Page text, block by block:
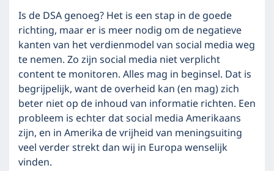
Is de DSA genoeg? Het is een stap in de goede
richting, maar er is meer nodig om de negatieve
kanten van het verdienmodel van social media weg
te nemen. Zo zijn social media niet verplicht
content te monitoren. Alles mag in beginsel. Dat is
begrijpelijk, want de overheid kan (en mag) zich
beter niet op de inhoud van informatie richten. Een
probleem is echter dat social media Amerikaans
zijn, en in Amerika de vrijheid van meningsuiting
veel verder strekt dan wij in Europa wenselijk
vinden.